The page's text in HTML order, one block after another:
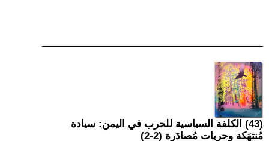
(43) الكلفة السياسية للحرب في اليمن: سيادة
مُنتهَكة وحريات مُصادَرة (2-2)